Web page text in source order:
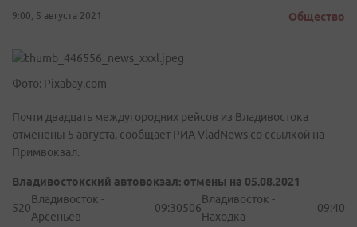
9:00, 5 августа 2021 Общество
Фото: Pixabay.com
Почти двадцать междугородних рейсов из Владивостока
отменены 5 августа, сообщает РИА VladNews со ссылкой на
Примвокзал.
Владивостокский автовокзал: отмены на 05.08.2021
520
Владивосток -
Арсеньев
09:30506
Владивосток -
Находка
09:40